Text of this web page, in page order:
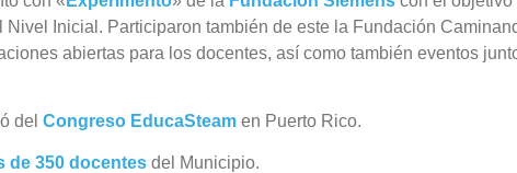
Inicial. Participaron también de este la Fundación
abiertas para los docentes, así como también eventos
del Congreso EducaSteam en Puerto Rico.
de 350 docentes del Municipio.